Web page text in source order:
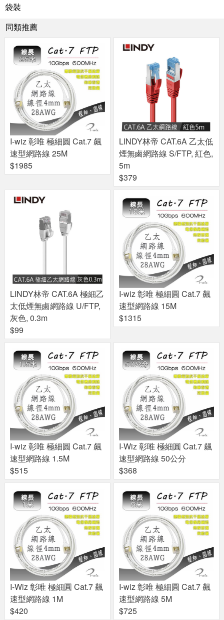
袋裝
同類推薦
I-wiz 彰唯 極細圓 Cat.7 飆
速型網路線 25M
$1985
LINDY林帝 CAT.6A 乙太低
煙無鹵網路線 S/FTP, 紅色,
5m
$379
LINDY林帝 CAT.6A 極細乙
太低煙無鹵網路線 U/FTP,
灰色, 0.3m
$99
I-wiz 彰唯 極細圓 Cat.7 飆
速型網路線 15M
$1315
I-wiz 彰唯 極細圓 Cat.7 飆
速型網路線 1.5M
$515
I-Wiz 彰唯 極細圓 Cat.7 飆
速型網路線 50公分
$368
I-Wiz 彰唯 極細圓 Cat.7 飆
速型網路線 1M
$420
I-wiz 彰唯 極細圓 Cat.7 飆
速型網路線 5M
$725